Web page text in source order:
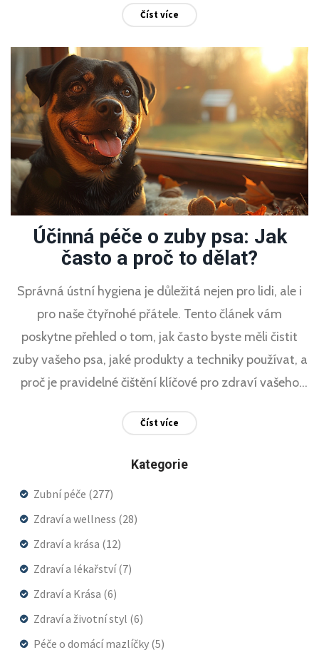
Číst více
Účinná péče o zuby psa: Jak
často a proč to dělat?
Správná ústní hygiena je důležitá nejen pro lidi, ale i
pro naše čtyřnohé přátele. Tento článek vám
poskytne přehled o tom, jak často byste měli čistit
zuby vašeho psa, jaké produkty a techniky používat, a
proč je pravidelné čištění klíčové pro zdraví vašeho
a onemocněním dásní, a zajistěte tak vašemu psovi
Číst více
Kategorie
Zubní péče (277)
Zdraví a wellness (28)
Zdraví a krása (12)
Zdraví a lékařství(7)
Zdraví a Krása (6)
Zdraví a životní styl (6)
Péče o domácí mazlíčky (5)